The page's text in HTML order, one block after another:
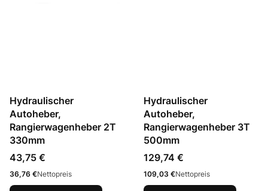
Hydraulischer
Autoheber,
Rangierwagenheber 2T
330mm
Preis
43,75 €
Preis
36,76 €Nettopreis
Hydraulischer
Autoheber,
Rangierwagenheber 3T
500mm
Preis
129,74 €
Preis
109,03 €Nettopreis